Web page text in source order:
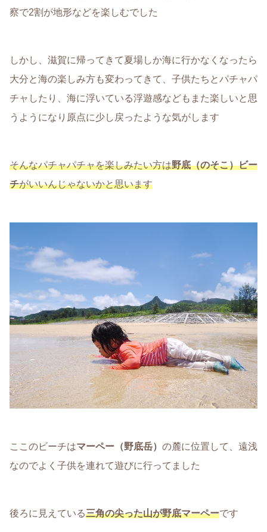
察で2割が地形などを楽しむでした
しかし、滋賀に帰ってきて夏場しか海に行かなくなったら
大分と海の楽しみ方も変わってきて、子供たちとパチャパ
チャしたり、海に浮いている浮遊感などもまた楽しいと思
うようになり原点に少し戻ったような気がします
そんなパチャパチャを楽しみたい方は野底（のそこ）ビー
チがいいんじゃないかと思います
ここのビーチはマーペー（野底岳） の麓に位置して、遠浅
なのでよく子供を連れて遊びに行ってました
後ろに見えている三角の尖った山が野底マーペーです